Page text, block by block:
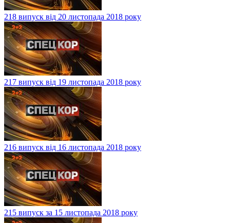
218 випуск від 20 листопада 2018 року
217 випуск від 19 листопада 2018 року
216 випуск від 16 листопада 2018 року
215 випуск за 15 листопада 2018 року